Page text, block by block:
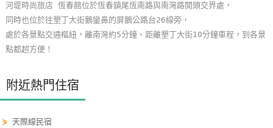
地
圖
顧
服
務
河堤時尚旅店 恆春館位於恆春鎮尾恆南路與南灣路開頭交界處，
同時也位於往墾丁大街鵝鑾鼻的屏鵝公路台26線旁，
處於各景點交通樞紐，離南灣約5分鐘、距離墾丁大街10分鐘車程，到各景
點都超方便！
附近熱門住宿
⋟天際線民宿